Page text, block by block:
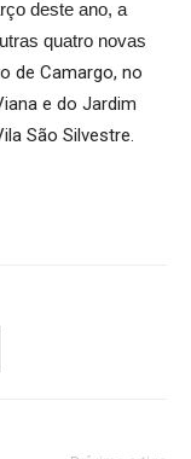
deste ano, a
quatro novas
de Camargo, no
e do Jardim
São Silvestre.